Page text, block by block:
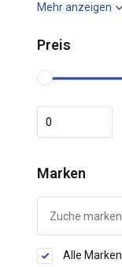
Mehr anzeigen
Preis
Marken
Alle Marken